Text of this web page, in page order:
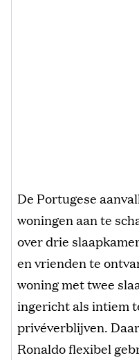
De Portugese
woningen aan te
over drie
en vrienden te
woning met twee
ingericht als intiem
privéverblijven.
Ronaldo flexibel